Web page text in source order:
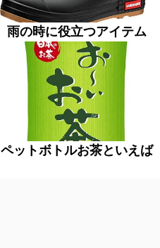
雨の時に役立つアイテム
ペットボトルお茶といえば